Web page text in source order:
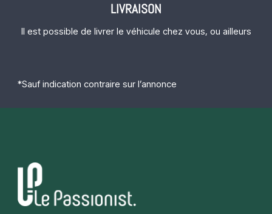
LIVRAISON
Il est possible de livrer le véhicule chez vous, ou ailleurs
*Sauf indication contraire sur l’annonce